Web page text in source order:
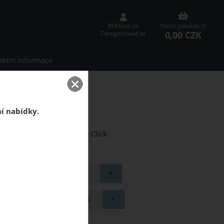
Přihlásit se
Zaregistrovat se
Počet položek: 0
0,00 CZK
informace
(4,5+1mm)
systém montáže Click.
nabídky.